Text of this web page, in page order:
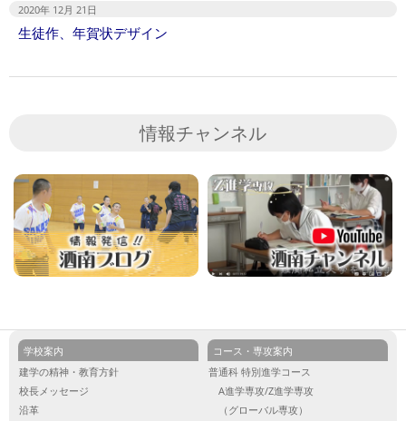
2020年 12月 21日
生徒作、年賀状デザイン
情報チャンネル
学校案内
建学の精神・教育方針
校長メッセージ
沿革
コース・専攻案内
普通科 特別進学コース
A進学専攻/Z進学専攻
（グローバル専攻）